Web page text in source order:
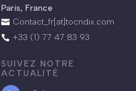
Paris, France
 Contact_fr[at]tocndix.com
 +33 (1) 77 47 83 93
SUIVEZ NOTRE
ACTUALITÉ